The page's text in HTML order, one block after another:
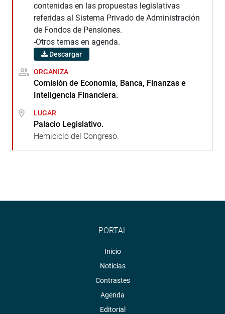
contenidas en las propuestas legislativas
referidas al Sistema Privado de Administración
de Fondos de Pensiones.
-Otros temas en agenda.
Descargar
ORGANIZA
Comisión de Economía, Banca, Finanzas e
Inteligencia Financiera.
LUGAR
Palacio Legislativo.
Hemiciclo del Congreso.
PORTAL
Inicio
Noticias
Contrastes
Agenda
Editorial